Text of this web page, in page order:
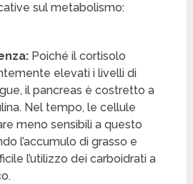
sul metabolismo:
Poiché il cortisolo
elevati i livelli di
il pancreas è costretto a
Nel tempo, le cellule
meno sensibili a questo
l’accumulo di grasso e
l’utilizzo dei carboidrati a